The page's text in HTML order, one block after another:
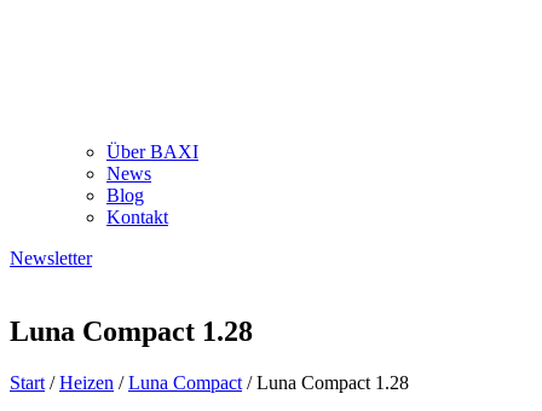
Über BAXI
News
Blog
Kontakt
Newsletter
Luna Compact 1.28
Start /Heizen /Luna Compact / Luna Compact 1.28